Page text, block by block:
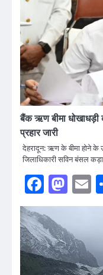
बैंक ऋण बीमा धोखाधड़ी
प्रहार जारी
देहरादून: ऋण के बीमा होने के
जिलाधिकारी सविन बंसल